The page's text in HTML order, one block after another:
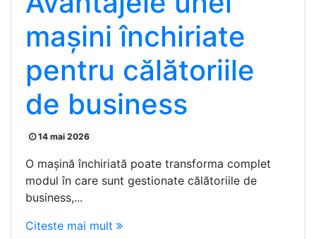
mașini închiriate
pentru călătoriile
de business
14 mai 2026
O mașină închiriată poate transforma complet
modul în care sunt gestionate călătoriile de
business,...
Citeste mai mult